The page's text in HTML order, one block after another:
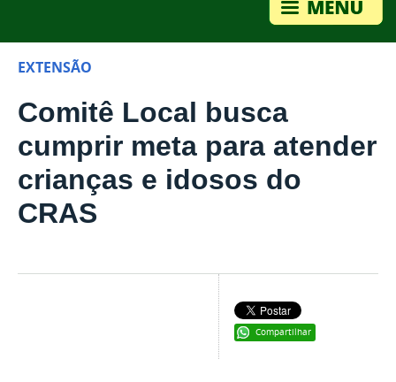
EXTENSÃO
Comitê Local busca
cumprir meta para atender
crianças e idosos do
CRAS
Compartilhar